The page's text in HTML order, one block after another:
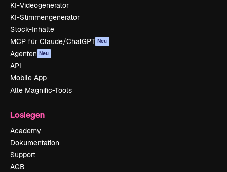
KI-Videogenerator
KI-Stimmengenerator
Stock-Inhalte
MCP für Claude/ChatGPT Neu
Agenten Neu
API
Mobile App
Alle Magnific-Tools
Loslegen
Academy
Dokumentation
Support
AGB